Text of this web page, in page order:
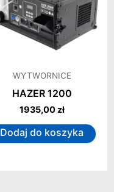
WYTWORNICE
HAZER 1200
1935,00 zł
Dodaj do koszyka